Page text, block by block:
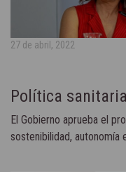
27 de abril, 2022
Política sanitaria
El Gobierno aprueba el
sostenibilidad, autonomía